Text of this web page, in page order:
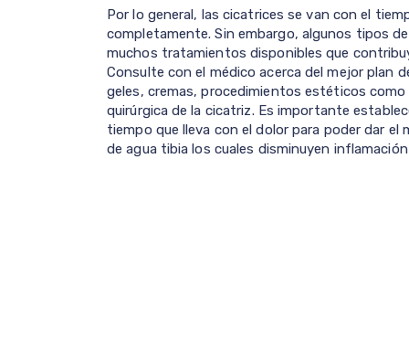
Por lo general, las cicatrices se van con el
completamente. Sin embargo, algunos tipos
muchos tratamientos disponibles que
Consulte con el médico acerca del mejor plan
geles, cremas, procedimientos estéticos
quirúrgica de la cicatriz. Es importante
tiempo que lleva con el dolor para poder dar
de agua tibia los cuales disminuyen